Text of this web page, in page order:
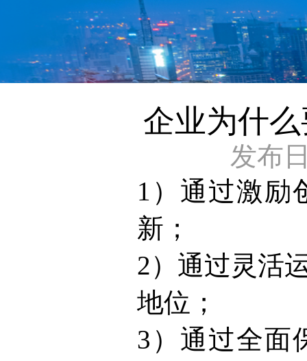
企业为什
发布
1）通过激励
新；
2）通过灵活
地位；
3）通过全面